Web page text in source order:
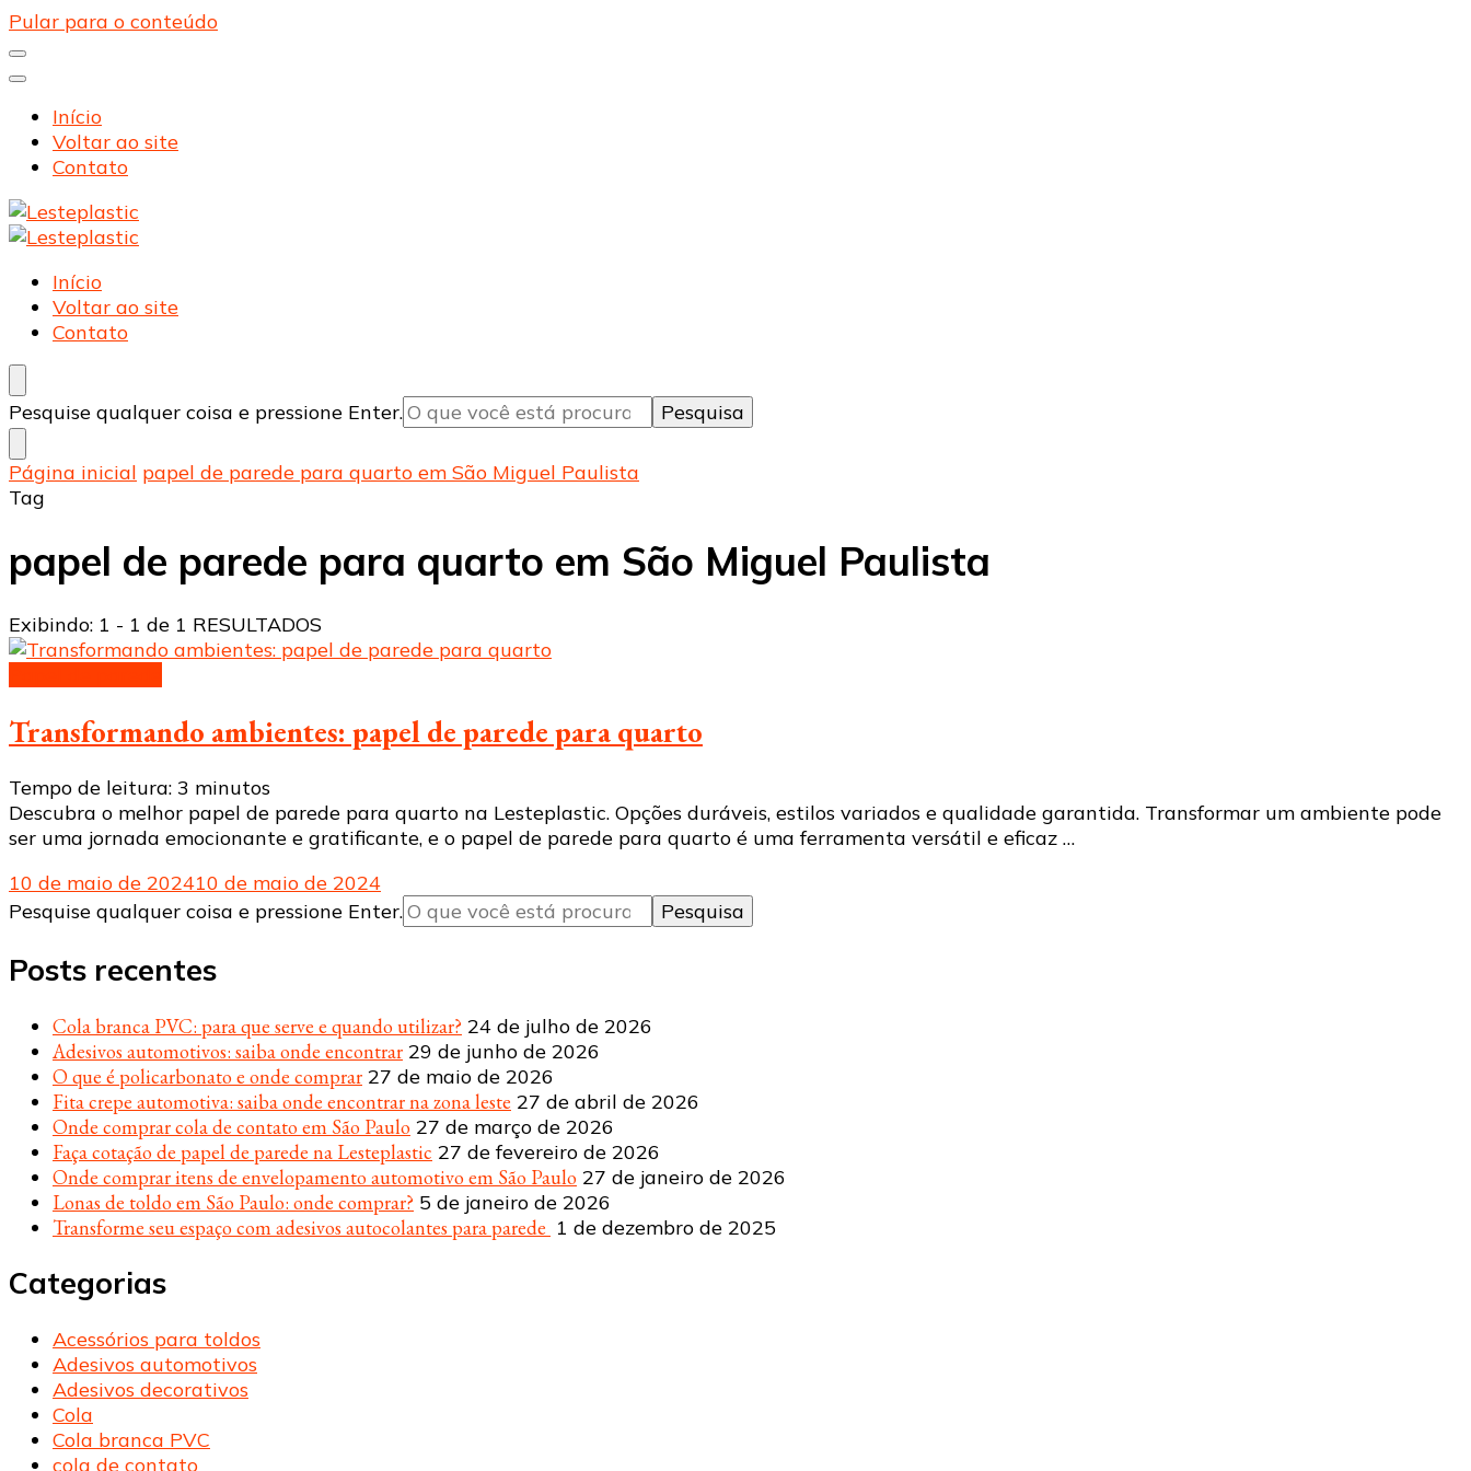
Pular para o conteúdo
Início
Voltar ao site
Contato
Lesteplastic
Blog – Lesteplastic
Lesteplastic
Blog – Lesteplastic
Início
Voltar ao site
Contato
Procurando
algo?
Pesquise qualquer coisa e pressione Enter.
Página inicial papel de parede para quarto em São Miguel Paulista
Tag
papel de parede para quarto em São Miguel Paulista
Exibindo: 1 - 1 de 1 RESULTADOS
Transformando ambientes: papel de parede para quarto
Tempo de leitura: 3 minutos
Descubra o melhor papel de parede para quarto na Lesteplastic. Opções duráveis, estilos variados e qualidade garantida. Transformar um ambiente pode
ser uma jornada emocionante e gratificante, e o papel de parede para quarto é uma ferramenta versátil e eficaz …
10 de maio de 202410 de maio de 2024
Procurando
Pesquise qualquer coisa e pressione Enter.
Posts recentes
Cola branca PVC: para que serve e quando utilizar? 24 de julho de 2026
Adesivos automotivos: saiba onde encontrar 29 de junho de 2026
O que é policarbonato e onde comprar 27 de maio de 2026
Fita crepe automotiva: saiba onde encontrar na zona leste 27 de abril de 2026
Onde comprar cola de contato em São Paulo 27 de março de 2026
Faça cotação de papel de parede na Lesteplastic 27 de fevereiro de 2026
Onde comprar itens de envelopamento automotivo em São Paulo 27 de janeiro de 2026
Lonas de toldo em São Paulo: onde comprar? 5 de janeiro de 2026
Transforme seu espaço com adesivos autocolantes para parede 1 de dezembro de 2025
Categorias
Acessórios para toldos
Adesivos automotivos
Adesivos decorativos
Cola
Cola branca PVC
cola de contato